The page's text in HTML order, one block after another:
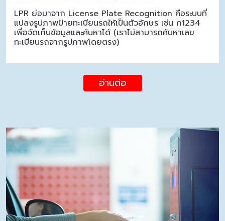
LPR ย่อมาจาก License Plate Recognition คือระบบที่
แปลงรูปภาพป้ายทะเบียนรถให้เป็นตัวอักษร เช่น ก1234
เพื่อจัดเก็บข้อมูลและค้นหาได้ (เราไม่สามารถค้นหาเลข
ทะเบียนรถจากรูปภาพโดยตรง)
อ่านต่อ